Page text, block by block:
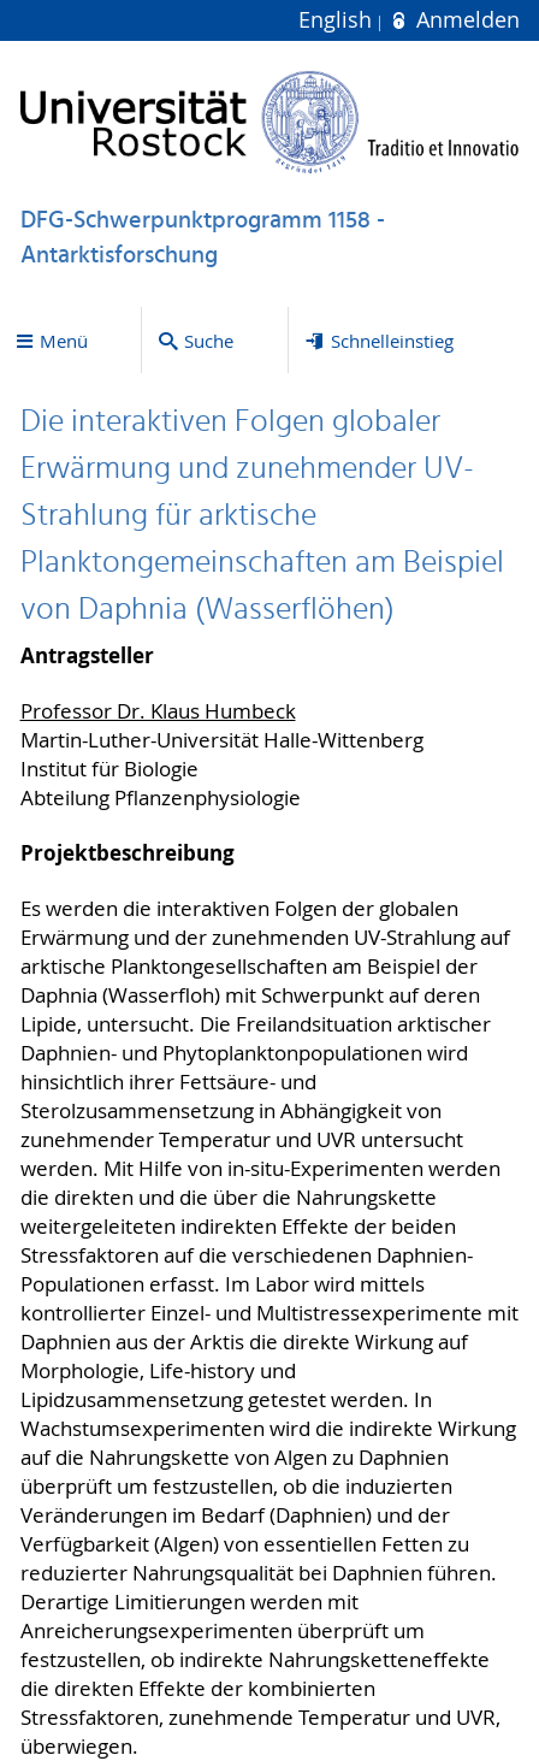
English Anmelden
DFG-Schwerpunktprogramm 1158 -
Antarktisforschung
Menü Suche Schnelleinstieg
Die interaktiven Folgen globaler
Erwärmung und zunehmender UV-
Strahlung für arktische
Planktongemeinschaften am Beispiel
von Daphnia (Wasserflöhen)
Antragsteller
Professor Dr. Klaus Humbeck
Martin-Luther-Universität Halle-Wittenberg
Institut für Biologie
Abteilung Pflanzenphysiologie
Projektbeschreibung
Es werden die interaktiven Folgen der globalen
Erwärmung und der zunehmenden UV-Strahlung auf
arktische Planktongesellschaften am Beispiel der
Daphnia (Wasserfloh) mit Schwerpunkt auf deren
Lipide, untersucht. Die Freilandsituation arktischer
Daphnien- und Phytoplanktonpopulationen wird
hinsichtlich ihrer Fettsäure- und
Sterolzusammensetzung in Abhängigkeit von
zunehmender Temperatur und UVR untersucht
werden. Mit Hilfe von in-situ-Experimenten werden
die direkten und die über die Nahrungskette
weitergeleiteten indirekten Effekte der beiden
Stressfaktoren auf die verschiedenen Daphnien-
Populationen erfasst. Im Labor wird mittels
kontrollierter Einzel- und Multistressexperimente mit
Daphnien aus der Arktis die direkte Wirkung auf
Morphologie, Life-history und
Lipidzusammensetzung getestet werden. In
Wachstumsexperimenten wird die indirekte Wirkung
auf die Nahrungskette von Algen zu Daphnien
überprüft um festzustellen, ob die induzierten
Veränderungen im Bedarf (Daphnien) und der
Verfügbarkeit (Algen) von essentiellen Fetten zu
reduzierter Nahrungsqualität bei Daphnien führen.
Derartige Limitierungen werden mit
Anreicherungsexperimenten überprüft um
festzustellen, ob indirekte Nahrungsketteneffekte
die direkten Effekte der kombinierten
Stressfaktoren, zunehmende Temperatur und UVR,
überwiegen.